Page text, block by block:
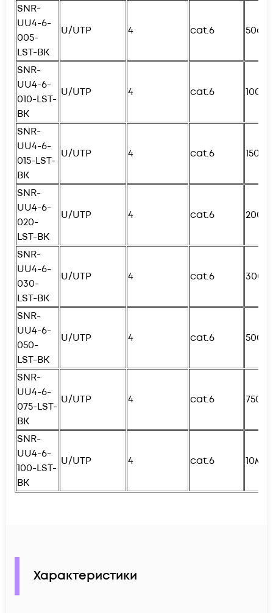
SNR-
UU4-6-
005-
LST-BK
U/UTP 4 cat.6 50см
SNR-
UU4-6-
010-LST-
BK
U/UTP 4 cat.6
SNR-
UU4-6-
015-LST-
BK
U/UTP 4 cat.6 150см
SNR-
UU4-6-
020-
LST-BK
U/UTP 4 cat.6
SNR-
UU4-6-
030-
LST-BK
U/UTP 4 cat.6
SNR-
UU4-6-
050-
LST-BK
U/UTP 4 cat.6
SNR-
UU4-6-
075-LST-
BK
U/UTP 4 cat.6
SNR-
UU4-6-
100-LST-
BK
U/UTP 4 cat.6 10м
Характеристики